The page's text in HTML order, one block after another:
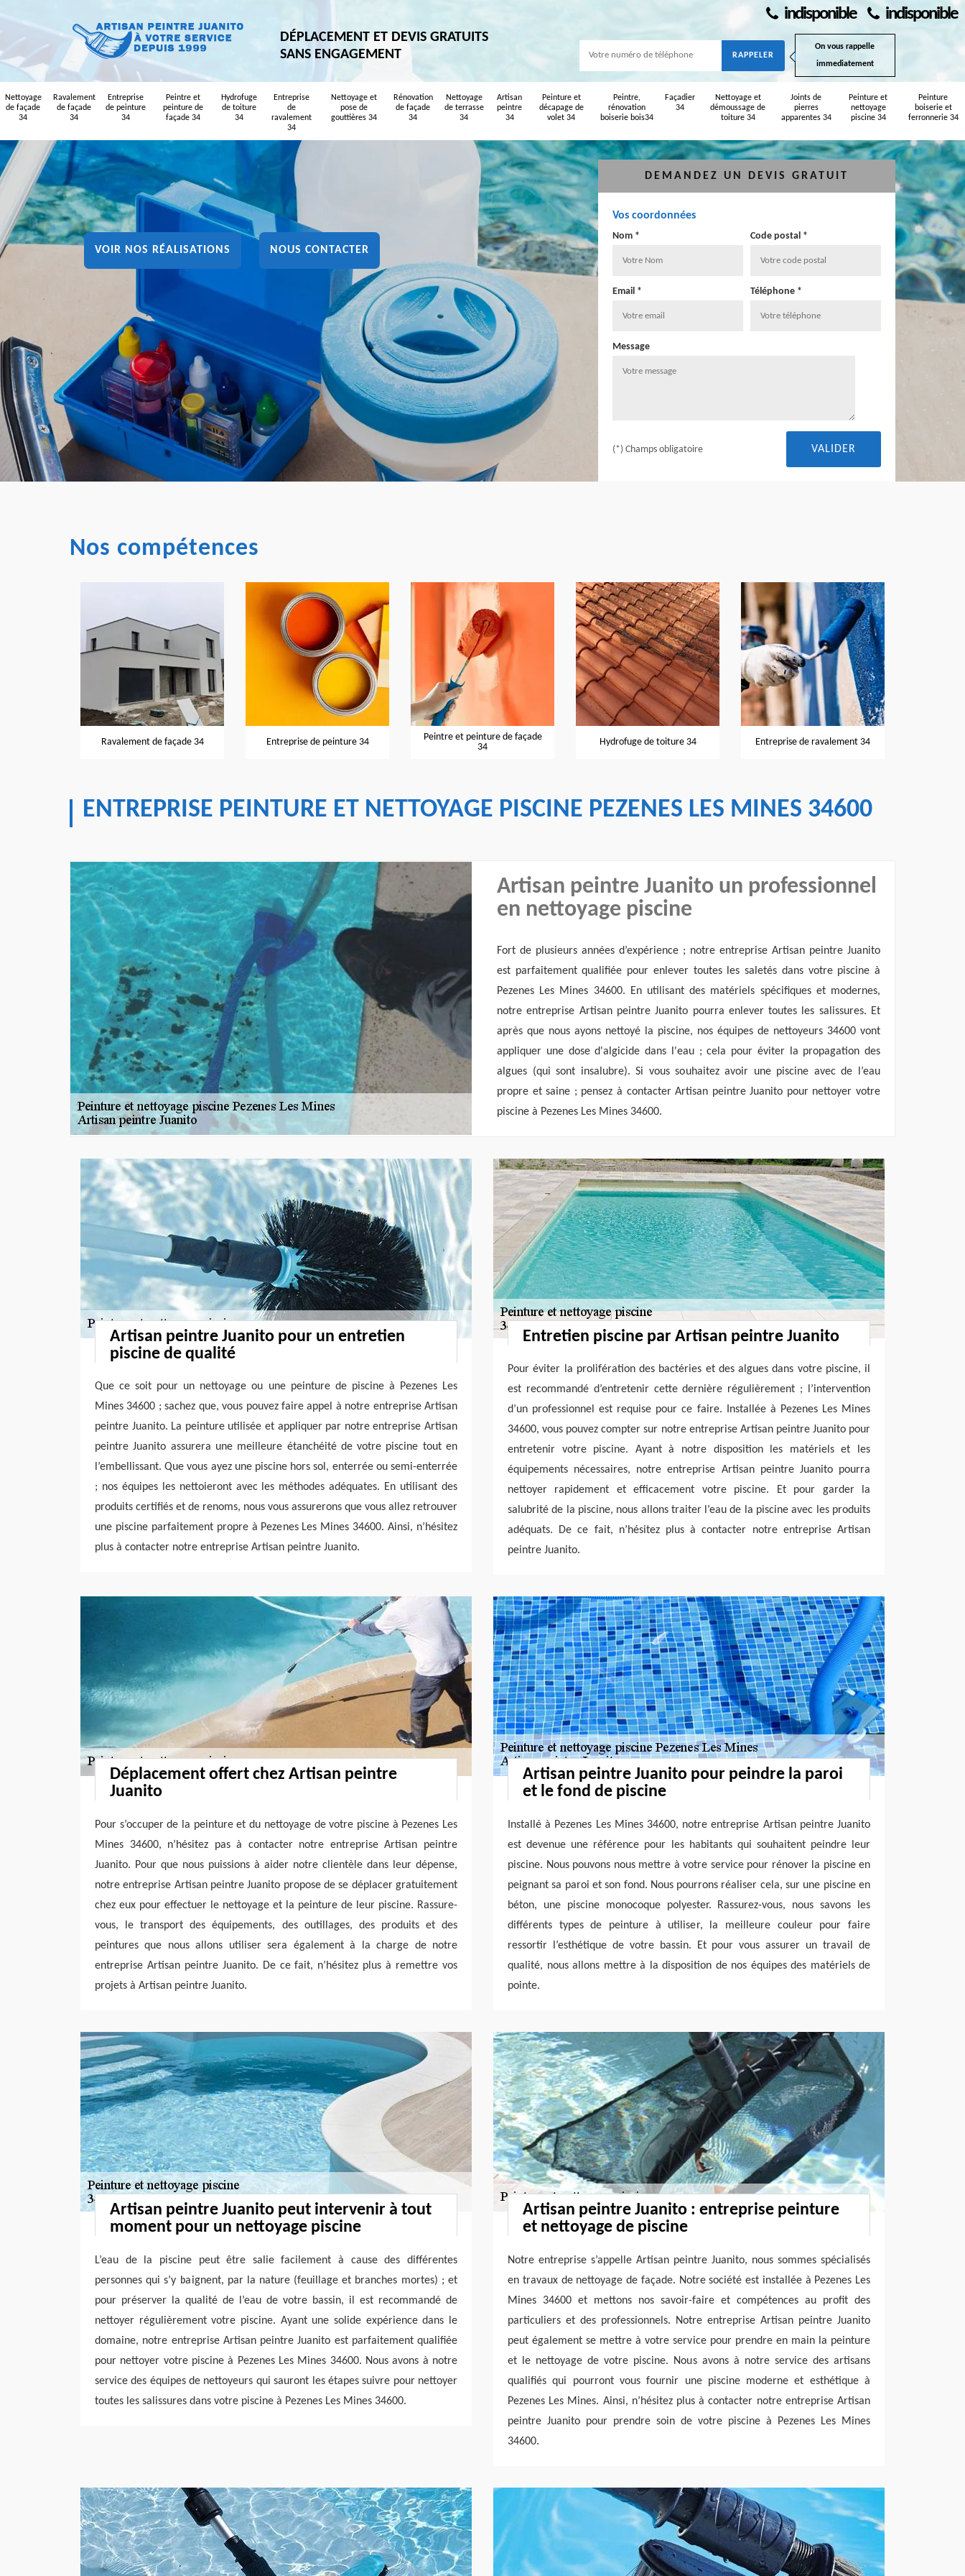
indisponible indisponible
DÉPLACEMENT ET DEVIS GRATUITS
SANS ENGAGEMENT
On vous rappelle
immediatement
Nettoyage
de façade
34
Ravalement
de façade
34
Entreprise
de peinture
34
Peintre et
peinture de
façade 34
Hydrofuge
de toiture
34
Entreprise
de
ravalement
34
Nettoyage et
pose de
gouttières 34
Rénovation
de façade
34
Nettoyage
de terrasse
34
Artisan
peintre
34
Peinture et
décapage de
volet 34
Peintre,
rénovation
boiserie bois34
Façadier
34
Nettoyage et
démoussage de
toiture 34
Joints de
pierres
apparentes 34
Peinture et
nettoyage
piscine 34
Peinture
boiserie et
ferronnerie 34
VOIR NOS RÉALISATIONS NOUS CONTACTER
DEMANDEZ UN DEVIS GRATUIT
Vos coordonnées
Nom * Code postal *
Email * Téléphone *
Message
(*) Champs obligatoire
Nos compétences
Ravalement de façade 34 Entreprise de peinture 34
Peintre et peinture de façade
34
Hydrofuge de toiture 34 Entreprise de ravalement 34
ENTREPRISE PEINTURE ET NETTOYAGE PISCINE PEZENES LES MINES 34600
Artisan peintre Juanito un professionnel
en nettoyage piscine
Fort de plusieurs années d’expérience ; notre entreprise Artisan peintre Juanito
est parfaitement qualifiée pour enlever toutes les saletés dans votre piscine à
Pezenes Les Mines 34600. En utilisant des matériels spécifiques et modernes,
notre entreprise Artisan peintre Juanito pourra enlever toutes les salissures. Et
après que nous ayons nettoyé la piscine, nos équipes de nettoyeurs 34600 vont
appliquer une dose d'algicide dans l'eau ; cela pour éviter la propagation des
algues (qui sont insalubre). Si vous souhaitez avoir une piscine avec de l’eau
propre et saine ; pensez à contacter Artisan peintre Juanito pour nettoyer votre
piscine à Pezenes Les Mines 34600.
Artisan peintre Juanito pour un entretien
piscine de qualité
Que ce soit pour un nettoyage ou une peinture de piscine à Pezenes Les
Mines 34600 ; sachez que, vous pouvez faire appel à notre entreprise Artisan
peintre Juanito. La peinture utilisée et appliquer par notre entreprise Artisan
peintre Juanito assurera une meilleure étanchéité de votre piscine tout en
l’embellissant. Que vous ayez une piscine hors sol, enterrée ou semi-enterrée
; nos équipes les nettoieront avec les méthodes adéquates. En utilisant des
produits certifiés et de renoms, nous vous assurerons que vous allez retrouver
une piscine parfaitement propre à Pezenes Les Mines 34600. Ainsi, n’hésitez
plus à contacter notre entreprise Artisan peintre Juanito.
Entretien piscine par Artisan peintre Juanito
Pour éviter la prolifération des bactéries et des algues dans votre piscine, il
est recommandé d’entretenir cette dernière régulièrement ; l’intervention
d’un professionnel est requise pour ce faire. Installée à Pezenes Les Mines
34600, vous pouvez compter sur notre entreprise Artisan peintre Juanito pour
entretenir votre piscine. Ayant à notre disposition les matériels et les
équipements nécessaires, notre entreprise Artisan peintre Juanito pourra
nettoyer rapidement et efficacement votre piscine. Et pour garder la
salubrité de la piscine, nous allons traiter l’eau de la piscine avec les produits
adéquats. De ce fait, n’hésitez plus à contacter notre entreprise Artisan
peintre Juanito.
Déplacement offert chez Artisan peintre
Juanito
Pour s’occuper de la peinture et du nettoyage de votre piscine à Pezenes Les
Mines 34600, n’hésitez pas à contacter notre entreprise Artisan peintre
Juanito. Pour que nous puissions à aider notre clientèle dans leur dépense,
notre entreprise Artisan peintre Juanito propose de se déplacer gratuitement
chez eux pour effectuer le nettoyage et la peinture de leur piscine. Rassure-
vous, le transport des équipements, des outillages, des produits et des
peintures que nous allons utiliser sera également à la charge de notre
entreprise Artisan peintre Juanito. De ce fait, n’hésitez plus à remettre vos
projets à Artisan peintre Juanito.
Artisan peintre Juanito pour peindre la paroi
et le fond de piscine
Installé à Pezenes Les Mines 34600, notre entreprise Artisan peintre Juanito
est devenue une référence pour les habitants qui souhaitent peindre leur
piscine. Nous pouvons nous mettre à votre service pour rénover la piscine en
peignant sa paroi et son fond. Nous pourrons réaliser cela, sur une piscine en
béton, une piscine monocoque polyester. Rassurez-vous, nous savons les
différents types de peinture à utiliser, la meilleure couleur pour faire
ressortir l’esthétique de votre bassin. Et pour vous assurer un travail de
qualité, nous allons mettre à la disposition de nos équipes des matériels de
pointe.
Artisan peintre Juanito peut intervenir à tout
moment pour un nettoyage piscine
L’eau de la piscine peut être salie facilement à cause des différentes
personnes qui s’y baignent, par la nature (feuillage et branches mortes) ; et
pour préserver la qualité de l’eau de votre bassin, il est recommandé de
nettoyer régulièrement votre piscine. Ayant une solide expérience dans le
domaine, notre entreprise Artisan peintre Juanito est parfaitement qualifiée
pour nettoyer votre piscine à Pezenes Les Mines 34600. Nous avons à notre
service des équipes de nettoyeurs qui sauront les étapes suivre pour nettoyer
toutes les salissures dans votre piscine à Pezenes Les Mines 34600.
Artisan peintre Juanito : entreprise peinture
et nettoyage de piscine
Notre entreprise s’appelle Artisan peintre Juanito, nous sommes spécialisés
en travaux de nettoyage de façade. Notre société est installée à Pezenes Les
Mines 34600 et mettons nos savoir-faire et compétences au profit des
particuliers et des professionnels. Notre entreprise Artisan peintre Juanito
peut également se mettre à votre service pour prendre en main la peinture
et le nettoyage de votre piscine. Nous avons à notre service des artisans
qualifiés qui pourront vous fournir une piscine moderne et esthétique à
Pezenes Les Mines. Ainsi, n’hésitez plus à contacter notre entreprise Artisan
peintre Juanito pour prendre soin de votre piscine à Pezenes Les Mines
34600.